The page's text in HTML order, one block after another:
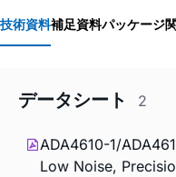
技術資料補足資料パッケージ
データシート 2
ADA4610-1/
Low Noise,